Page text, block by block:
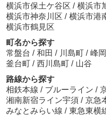
横浜市保土ケ谷区 / 横浜市
横浜市神奈川区 / 横浜市港
横浜市鶴見区
町名から探す
常盤台 / 和田 / 川島町 / 峰
釜台町 / 西川島町 / 山谷
路線から探す
相鉄本線 / ブルーライン /
湘南新宿ライン宇須 / 京急
みなとみらい線 / 東急東横